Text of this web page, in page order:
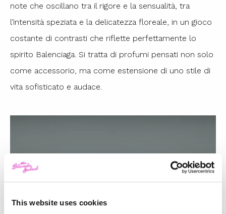
This website uses cookies
note che oscillano tra il rigore e la sensualità, tra
l’intensità speziata e la delicatezza floreale, in un gioco
costante di contrasti che riflette perfettamente lo
spirito Balenciaga. Si tratta di profumi pensati non solo
come accessorio, ma come estensione di uno stile di
vita sofisticato e audace.